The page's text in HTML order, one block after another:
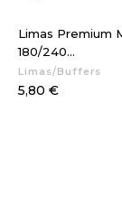
Limas Premium
180/240...
Limas/Buffers
Preço
5,80 €